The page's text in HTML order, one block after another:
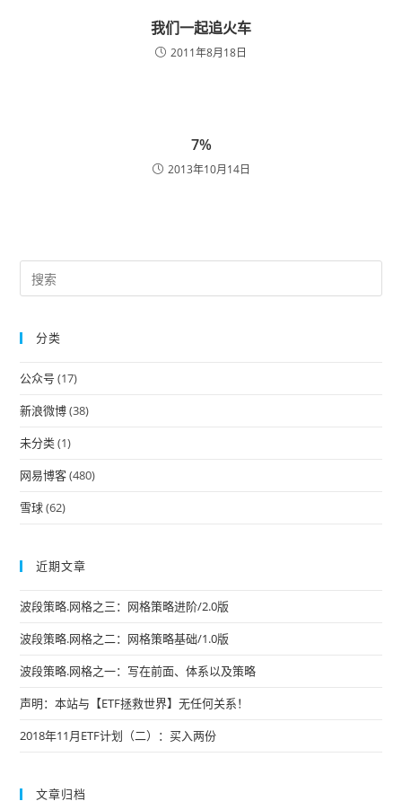
我们一起追火车
2011年8月18日
7%
2013年10月14日
分类
公众号 (17)
新浪微博(38)
未分类(1)
网易博客(480)
雪球(62)
近期文章
波段策略.网格之三：网格策略进阶/2.0版
波段策略.网格之二：网格策略基础/1.0版
波段策略.网格之一：写在前面、体系以及策略
声明：本站与【ETF拯救世界】无任何关系！
2018年11月ETF计划（二）：买入两份
文章归档